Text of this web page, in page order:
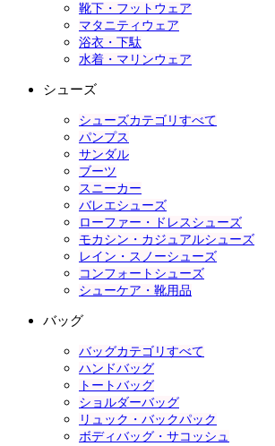
靴下・フットウェア
マタニティウェア
浴衣・下駄
水着・マリンウェア
シューズ
シューズカテゴリすべて
パンプス
サンダル
ブーツ
スニーカー
バレエシューズ
ローファー・ドレスシューズ
モカシン・カジュアルシューズ
レイン・スノーシューズ
コンフォートシューズ
シューケア・靴用品
バッグ
バッグカテゴリすべて
ハンドバッグ
トートバッグ
ショルダーバッグ
リュック・バックパック
ボディバッグ・サコッシュ